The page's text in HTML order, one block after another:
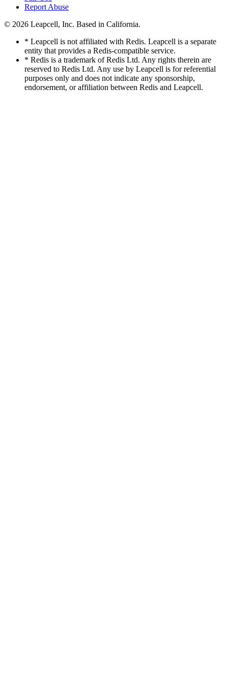
Report Abuse
© 2026 Leapcell, Inc. Based in California.
* Leapcell is not affiliated with Redis. Leapcell is a separate
entity that provides a Redis-compatible service.
* Redis is a trademark of Redis Ltd. Any rights therein are
reserved to Redis Ltd. Any use by Leapcell is for referential
purposes only and does not indicate any sponsorship,
endorsement, or affiliation between Redis and Leapcell.